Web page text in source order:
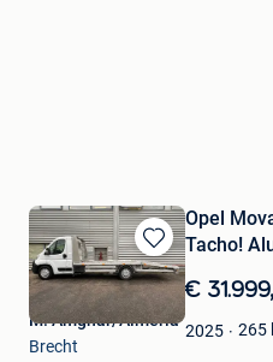
Bewaren
in
Mijn
Favorieten
Opel
Tacho!
€
2025 265
M. Amghar/Almeria
Brecht